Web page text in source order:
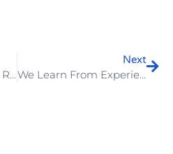
Next
We Learn From Experience And Past Mistakes